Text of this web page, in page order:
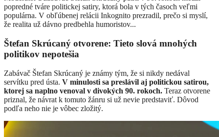
popredné tváre politickej satiry, ktorá bola v tých časoch veľmi
populárna. V obľúbenej relácii Inkognito prezradil, prečo si myslí,
že realita už dávno predbehla humoristov...
Štefan Skrúcaný otvorene: Tieto slová mnohých
politikov nepotešia
Zabávač Štefan Skrúcaný je známy tým, že si nikdy nedával
servítku pred ústa. V minulosti sa preslávil aj politickou satirou,
ktorej sa naplno venoval v divokých 90. rokoch. Teraz otvorene
priznal, že návrat k tomuto žánru si už nevie predstaviť. Dôvod
podľa neho nie je vôbec zložitý.